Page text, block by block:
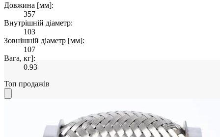
Довжина [мм]:
357
Внутрішній діаметр:
103
Зовнішній діаметр [мм]:
107
Вага, кг]:
0.93
Топ продажів